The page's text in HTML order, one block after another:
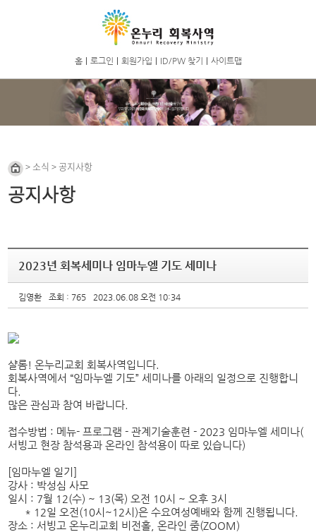
홈 로그인 회원가입 ID/PW 찾기 사이트맵
> 소식 > 공지사항
공지사항
2023년 회복세미나 임마누엘 기도 세미나
김영환 조회 : 765 2023.06.08 오전 10:34
샬롬! 온누리교회 회복사역입니다.
회복사역에서 “임마누엘 기도” 세미나를 아래의 일정으로 진행합니
다.
많은 관심과 참여 바랍니다.
접수방법 : 메뉴- 프로그램 - 관계기술훈련 - 2023 임마누엘 세미나(
서빙고 현장 참석용과 온라인 참석용이 따로 있습니다)
[임마누엘 일기]
강사 : 박성심 사모
일시 : 7월 12(수) ~ 13(목) 오전 10시 ~ 오후 3시
* 12일 오전(10시~12시)은 수요여성예배와 함께 진행됩니다.
장소 : 서빙고 온누리교회 비전홀, 온라인 줌(ZOOM)